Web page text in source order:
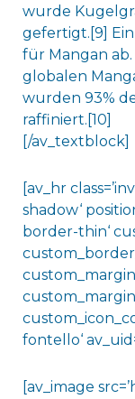
wurde
gefertigt.[9]
für Mangan
globalen
wurden 93%
raffiniert.[10]
[/av_textblock]
[av_hr
shadow‘
border-thin‘
fontello‘
[av_image